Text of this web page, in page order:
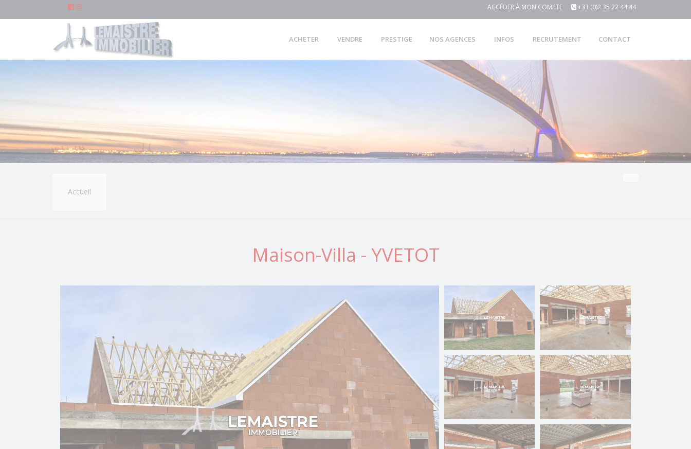
ACCÉDER À MON COMPTE +33 (0)2 35 22 44 44
ACHETER VENDRE PRESTIGE NOS AGENCES INFOS RECRUTEMENT CONTACT
Accueil
Maison-Villa - YVETOT